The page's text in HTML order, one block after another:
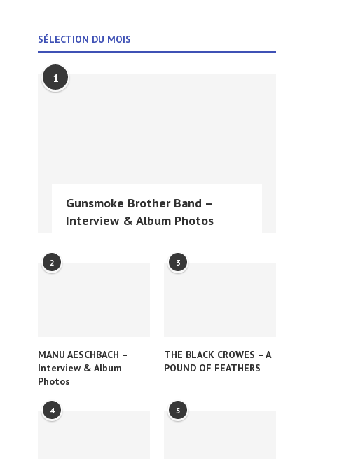
SÉLECTION DU MOIS
1
Gunsmoke Brother Band –
Interview & Album Photos
2
MANU AESCHBACH –
Interview & Album
Photos
3
THE BLACK CROWES – A
POUND OF FEATHERS
4 5